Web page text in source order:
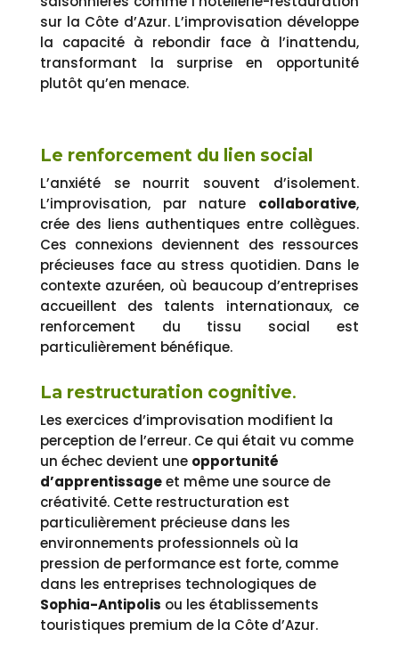
sur la Côte d’Azur. L’improvisation développe
la capacité à rebondir face à l’inattendu,
transformant la surprise en opportunité
plutôt qu’en menace.
Le renforcement du lien social
L’anxiété se nourrit souvent d’isolement.
L’improvisation, par nature collaborative,
crée des liens authentiques entre collègues.
Ces connexions deviennent des ressources
précieuses face au stress quotidien. Dans le
contexte azuréen, où beaucoup d’entreprises
accueillent des talents internationaux, ce
renforcement du tissu social est
particulièrement bénéfique.
La restructuration cognitive.
Les exercices d’improvisation modifient la
perception de l’erreur. Ce qui était vu comme
un échec devient une opportunité
d’apprentissageet même une source de
créativité. Cette restructuration est
particulièrement précieuse dans les
environnements professionnels où la
pression de performance est forte, comme
dans les entreprises technologiques de
Sophia-Antipolis ou les établissements
touristiques premium de la Côte d’Azur.